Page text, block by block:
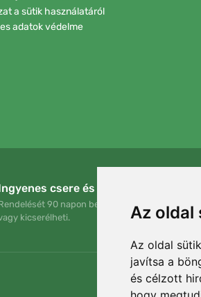
Az oldal
Az oldal
javítsa a
és célzott
a sütik használatáról
adatok védelme
csere és visszaküldés
90 napon belül bármikor
kicserélheti.